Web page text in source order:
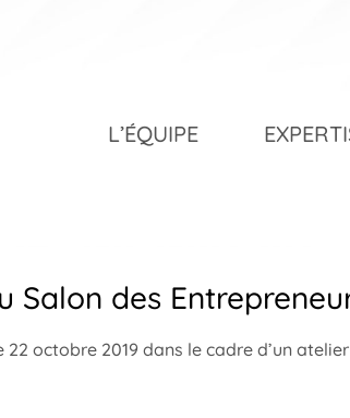
L’ÉQUIPE
Salon des
octobre 2019 dans le cadre d’un